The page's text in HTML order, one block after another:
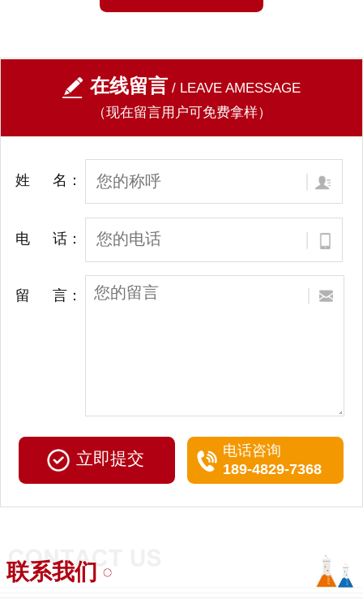
在线留言 / LEAVE AMESSAGE
（现在留言用户可免费拿样）
姓 名：
电 话：
留 言：
电话咨询
189-4829-7368
联系我们